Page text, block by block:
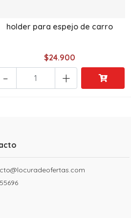
holder para espejo de carro
$24.900
+
-